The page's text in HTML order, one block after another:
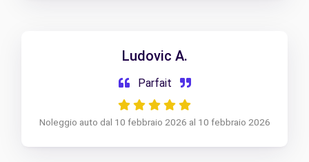
Ludovic A.
Parfait
Noleggio auto dal 10 febbraio 2026 al 10 febbraio 2026